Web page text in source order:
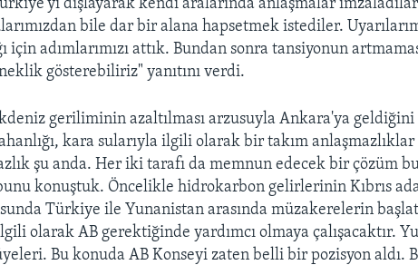
dışlayarak kendi aralarında anlaşmalar
bile dar bir alana hapsetmek istediler.
için adımlarımızı attık. Bundan sonra tansiyonun
gösterebiliriz" yanıtını verdi.
geriliminin azaltılması arzusuyla Ankara'ya geldiğini
kara sularıyla ilgili olarak bir takım anlaşmazlıklar
şu anda. Her iki tarafı da memnun edecek bir çözüm
konuştuk. Öncelikle hidrokarbon gelirlerinin Kıbrıs
Türkiye ile Yunanistan arasında müzakerelerin
olarak AB gerektiğinde yardımcı olmaya çalışacaktır.
Bu konuda AB Konseyi zaten belli bir pozisyon aldı.